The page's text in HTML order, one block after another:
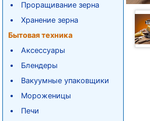
Проращивание зерна
Хранение зерна
Бытовая техника
Аксессуары
Блендеры
Вакуумные упаковщики
Мороженицы
Печи